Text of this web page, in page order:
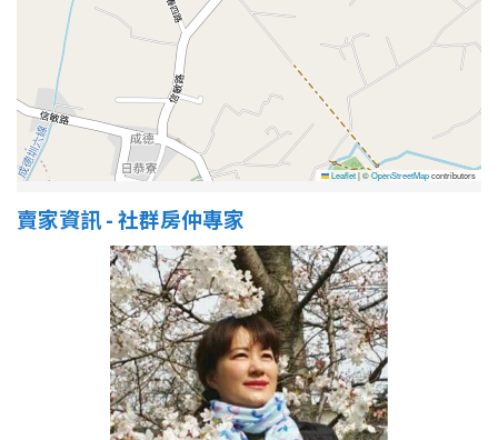
Leaflet|©OpenStreetMapcontributors
賣家資訊 - 社群房仲專家